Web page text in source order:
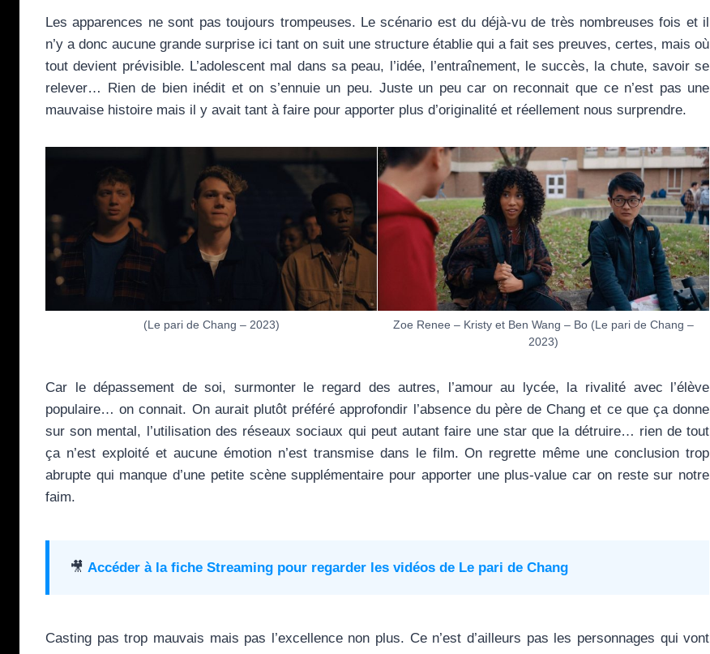
Les apparences ne sont pas toujours trompeuses. Le scénario est du déjà-vu de très nombreuses fois et il
n’y a donc aucune grande surprise ici tant on suit une structure établie qui a fait ses preuves, certes, mais où
tout devient prévisible. L’adolescent mal dans sa peau, l’idée, l’entraînement, le succès, la chute, savoir se
relever… Rien de bien inédit et on s’ennuie un peu. Juste un peu car on reconnait que ce n’est pas une
mauvaise histoire mais il y avait tant à faire pour apporter plus d’originalité et réellement nous surprendre.
(Le pari de Chang – 2023)
Zoe Renee – Kristy et Ben Wang – Bo (Le pari de Chang –
2023)
Car le dépassement de soi, surmonter le regard des autres, l’amour au lycée, la rivalité avec l’élève
populaire… on connait. On aurait plutôt préféré approfondir l’absence du père de Chang et ce que ça donne
sur son mental, l’utilisation des réseaux sociaux qui peut autant faire une star que la détruire… rien de tout
ça n’est exploité et aucune émotion n’est transmise dans le film. On regrette même une conclusion trop
abrupte qui manque d’une petite scène supplémentaire pour apporter une plus-value car on reste sur notre
faim.
🎥 Accéder à la fiche Streaming pour regarder les vidéos de Le pari de Chang
Casting pas trop mauvais mais pas l’excellence non plus. Ce n’est d’ailleurs pas les personnages qui vont